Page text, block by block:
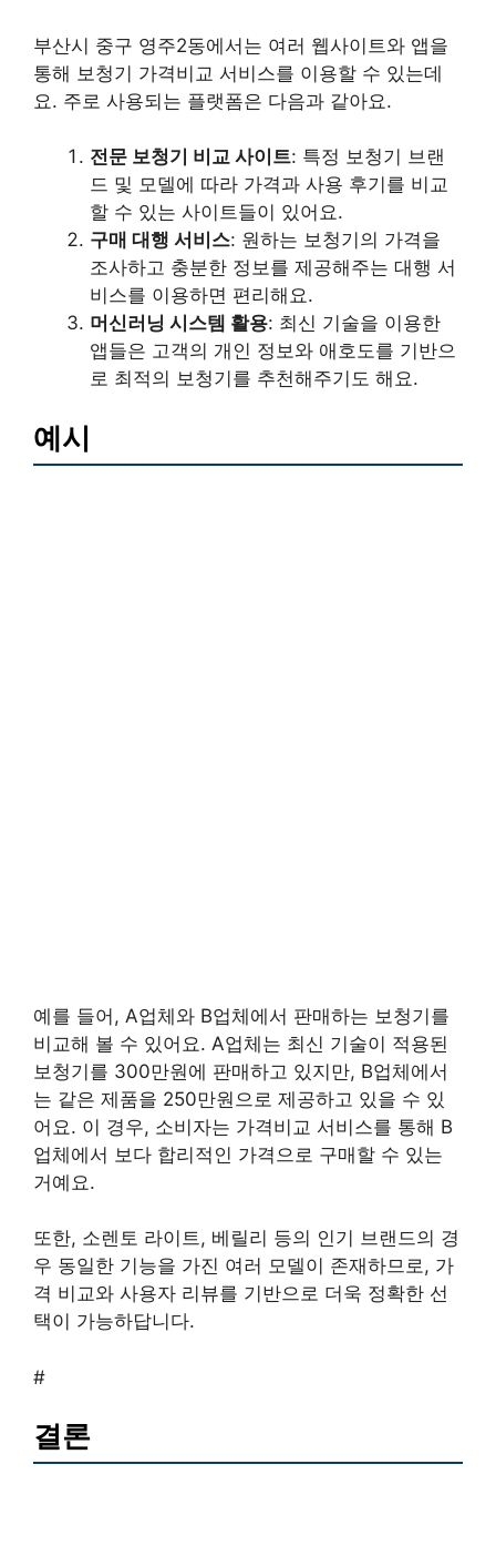
부산시 중구 영주2동에서는 여러 웹사이트와 앱을
통해 보청기 가격비교 서비스를 이용할 수 있는데
요. 주로 사용되는 플랫폼은 다음과 같아요.
전문 보청기 비교 사이트: 특정 보청기 브랜
드 및 모델에 따라 가격과 사용 후기를 비교
할 수 있는 사이트들이 있어요.
구매 대행 서비스: 원하는 보청기의 가격을
조사하고 충분한 정보를 제공해주는 대행 서
비스를 이용하면 편리해요.
머신러닝 시스템 활용: 최신 기술을 이용한
앱들은 고객의 개인 정보와 애호도를 기반으
로 최적의 보청기를 추천해주기도 해요.
예시
예를 들어, A업체와 B업체에서 판매하는 보청기를
비교해 볼 수 있어요. A업체는 최신 기술이 적용된
보청기를 300만원에 판매하고 있지만, B업체에서
는 같은 제품을 250만원으로 제공하고 있을 수 있
어요. 이 경우, 소비자는 가격비교 서비스를 통해 B
업체에서 보다 합리적인 가격으로 구매할 수 있는
거예요.
또한, 소렌토 라이트, 베릴리 등의 인기 브랜드의 경
우 동일한 기능을 가진 여러 모델이 존재하므로, 가
격 비교와 사용자 리뷰를 기반으로 더욱 정확한 선
택이 가능하답니다.
#
결론